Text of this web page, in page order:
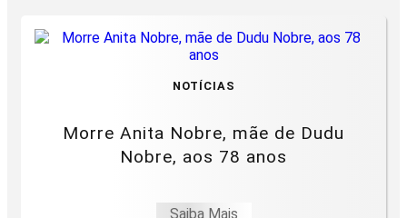
NOTÍCIAS
Morre Anita Nobre, mãe de Dudu
Nobre, aos 78 anos
Saiba Mais